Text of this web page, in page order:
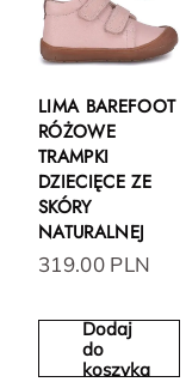
LIMA BAREFOOT
RÓŻOWE
TRAMPKI
DZIECIĘCE ZE
SKÓRY
NATURALNEJ
319.00 PLN
Dodaj
do
koszyka